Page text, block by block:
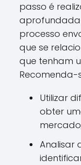
passo é
aprofundada
processo
que se
que tenham
Recomenda-
Utilizar
obter
Analisar